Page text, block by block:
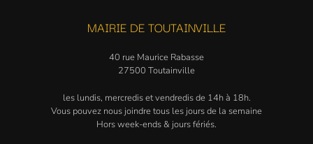
MAIRIE DE TOUTAINVILLE
40 rue Maurice Rabasse
27500 Toutainville
les lundis, mercredis et vendredis de 14h à 18h.
Vous pouvez nous joindre tous les jours de la semaine
Hors week-ends & jours fériés.